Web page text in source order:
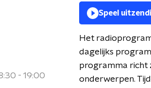
- 19:00
Speel
Het
dagelijks
programma richt
onderwerpen.